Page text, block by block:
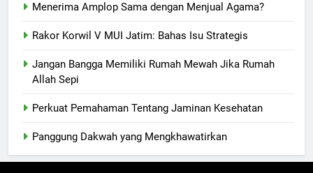
Menerima Amplop Sama dengan Menjual Agama?
Rakor Korwil V MUI Jatim: Bahas Isu Strategis
Jangan Bangga Memiliki Rumah Mewah Jika Rumah
Allah Sepi
Perkuat Pemahaman Tentang Jaminan Kesehatan
Panggung Dakwah yang Mengkhawatirkan